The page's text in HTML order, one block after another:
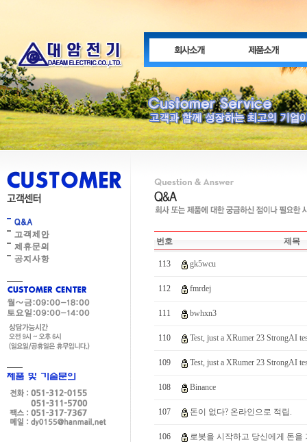
번호 제목
113 gk5wcu
112 fmrdej
111 bwhxn3
110 Test, just a XRumer 23 StrongAI
109 Test, just a XRumer 23 StrongAI
108 Binance
107 돈이 없다? 온라인으로 적립.
106 로봇을 시작하고 당신에게 돈을